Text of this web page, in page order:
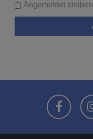
Angemeldet bleiben